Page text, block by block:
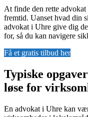
At finde den rette
fremtid. Uanset hvad din
advokat i Uhre give dig
for, så du kan navigere
Få et gratis tilbud her
Typiske
løse for
En advokat i Uhre kan